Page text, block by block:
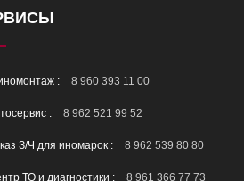
: 8 960 393 11 00
: 8 962 521 99 52
З/Ч для иномарок : 8 962 539 80 80
ТО и диагностики : 8 961 366 77 73